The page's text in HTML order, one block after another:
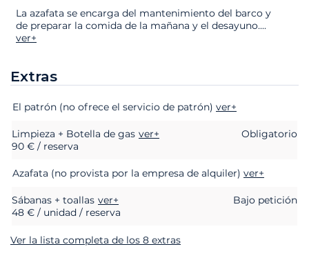
La azafata se encarga del mantenimiento del barco y
de preparar la comida de la mañana y el desayuno....
ver+
Extras
Extras Estado Precio
El patrón (no ofrece el servicio de patrón) ver+
Limpieza + Botella de gas ver+
Obligatorio
90 € / reserva
Azafata (no provista por la empresa de alquiler) ver+
Sábanas + toallas ver+
Bajo petición
48 € / unidad / reserva
Ver la lista completa de los 8 extras